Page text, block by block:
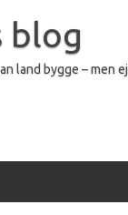
blog
land bygge – men ej